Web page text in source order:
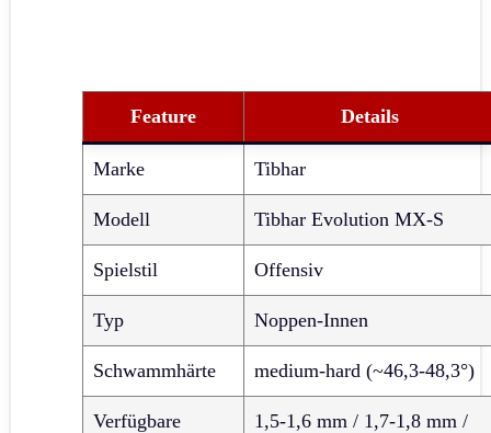
Feature Details
Marke Tibhar
Modell Tibhar Evolution MX-S
Spielstil Offensiv
Typ Noppen-Innen
Schwammhärte medium-hard (~46,3-48,3°)
Verfügbare
1,5-1,6 mm / 1,7-1,8 mm /